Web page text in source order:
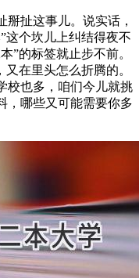
扯这事儿。说实话，
这个坎儿上纠结得夜不
”的标签就止步不前。
在里头怎么折腾的。
校也多，咱们今儿就挑
，哪些又可能需要你多